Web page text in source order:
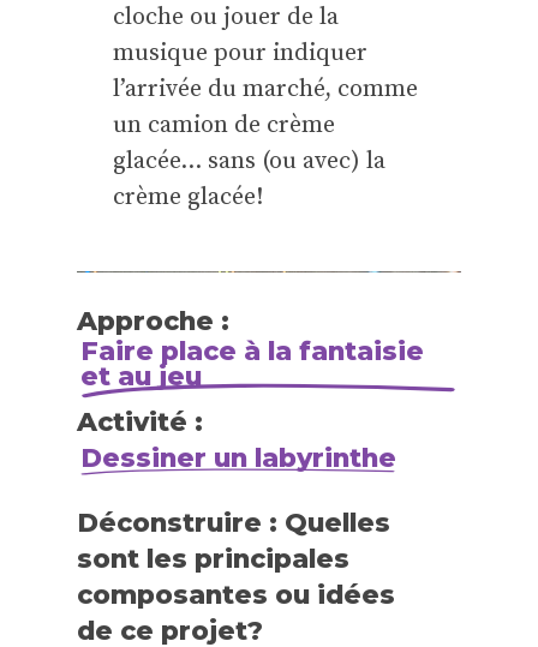
cloche ou jouer de la
musique pour indiquer
l’arrivée du marché, comme
un camion de crème
glacée… sans (ou avec) la
crème glacée!
Approche :
Faire place à la fantaisie
et au jeu
Activité :
Dessiner un labyrinthe
Déconstruire : Quelles
sont les principales
composantes ou idées
de ce projet?